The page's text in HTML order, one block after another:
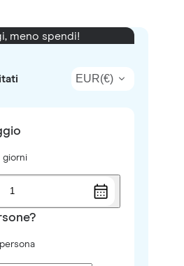
meno spendi!
EUR(€)
giorni
1